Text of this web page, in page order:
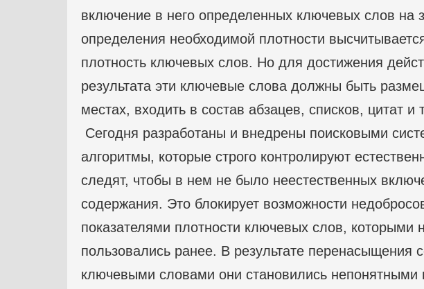
включение в него определенных ключевых слов на
определения необходимой плотности
плотность ключевых слов. Но для достижения
результата эти ключевые слова должны быть
местах, входить в состав абзацев, списков, цитат и
Сегодня разработаны и внедрены поисковыми
алгоритмы, которые строго контролируют
следят, чтобы в нем не было неестественных
содержания. Это блокирует возможности
показателями плотности ключевых слов, которыми
пользовались ранее. В результате перенасыщения
ключевыми словами они становились непонятными